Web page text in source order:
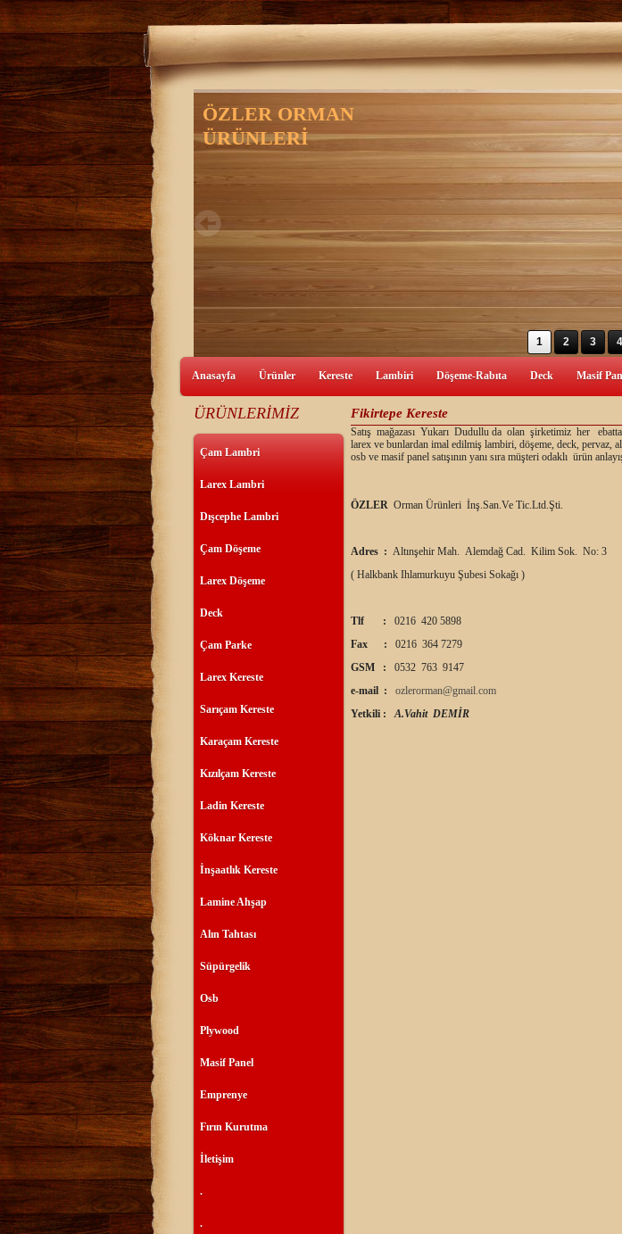
1 2 3 4
Anasayfa Ürünler Kereste Lambiri Döşeme-Rabıta Deck Masif
ÜRÜNLERİMİZ
Çam Lambri
Larex Lambri
Dışcephe Lambri
Çam Döşeme
Larex Döşeme
Deck
Çam Parke
Larex Kereste
Sarıçam Kereste
Karaçam Kereste
Kızılçam Kereste
Ladin Kereste
Köknar Kereste
İnşaatlık Kereste
Lamine Ahşap
Alın Tahtası
Süpürgelik
Osb
Plywood
Masif Panel
Emprenye
Fırın Kurutma
İletişim
.
.
Fikirtepe Kereste
Satış mağazası Yukarı Dudullu da olan şirketimiz her
larex ve bunlardan imal edilmiş lambiri, döşeme, deck, pervaz,
osb ve masif panel satışının yanı sıra müşteri odaklı ürün
ÖZLER Orman Ürünleri İnş.San.Ve Tic.Ltd.Şti.
Adres : Altınşehir Mah. Alemdağ Cad. Kilim Sok. No:
( Halkbank Ihlamurkuyu Şubesi Sokağı )
Tlf :
0216 420 5898
Fax :
0216 364 7279
GSM :
0532 763 9147
e-mail :
ozlerorman@gmail.com
Yetkili :
A.Vahit DEMİR